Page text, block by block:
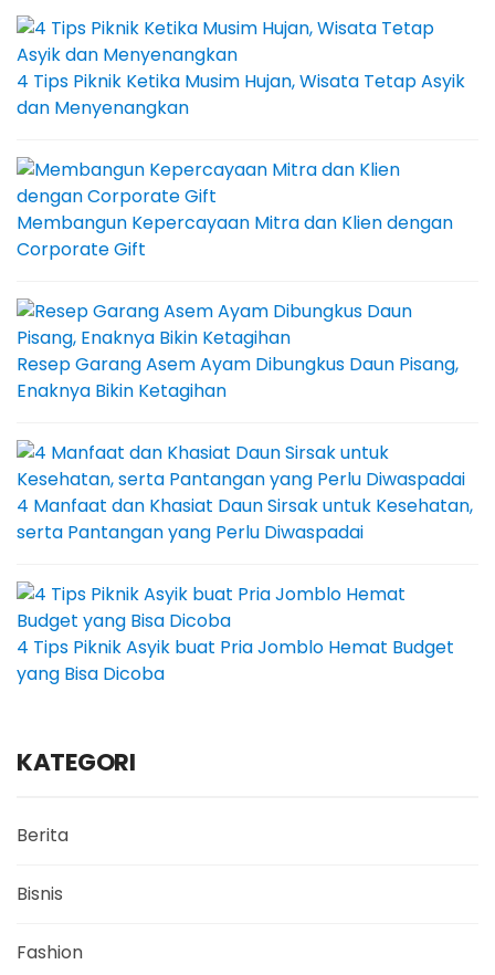
4 Tips Piknik Ketika Musim Hujan, Wisata Tetap Asyik
dan Menyenangkan
Membangun Kepercayaan Mitra dan Klien dengan
Corporate Gift
Resep Garang Asem Ayam Dibungkus Daun Pisang,
Enaknya Bikin Ketagihan
4 Manfaat dan Khasiat Daun Sirsak untuk Kesehatan,
serta Pantangan yang Perlu Diwaspadai
4 Tips Piknik Asyik buat Pria Jomblo Hemat Budget
yang Bisa Dicoba
KATEGORI
Berita
Bisnis
Fashion